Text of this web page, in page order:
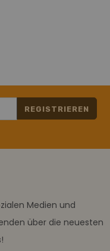
REGISTRIEREN
Medien und
über die neuesten